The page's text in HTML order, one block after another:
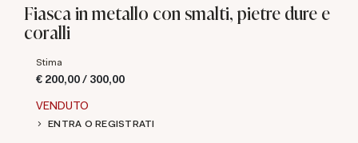
Fiasca in metallo con smalti, pietre dure e
coralli
Stima
€ 200,00 / 300,00
VENDUTO
ENTRA O REGISTRATI